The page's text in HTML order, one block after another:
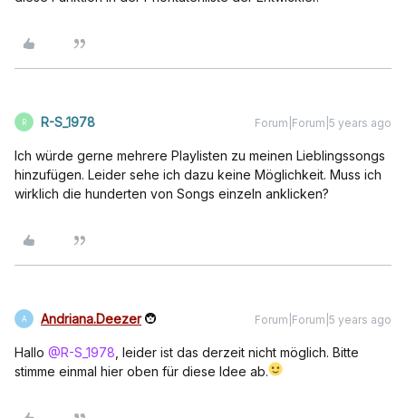
R R-S_1978 Forum|Forum|5 years ago
Ich würde gerne mehrere Playlisten zu meinen Lieblingssongs
hinzufügen. Leider sehe ich dazu keine Möglichkeit. Muss ich
wirklich die hunderten von Songs einzeln anklicken?
A Andriana.Deezer Forum|Forum|5 years ago
Hallo @R-S_1978 , leider ist das derzeit nicht möglich. Bitte
stimme einmal hier oben für diese Idee ab.